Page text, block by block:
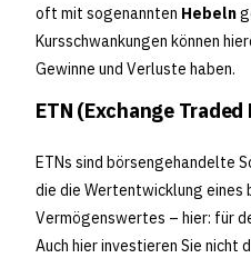
oft mit sogenannten Hebeln
Kursschwankungen können
Gewinne und Verluste haben.
ETN (Exchange Traded
ETNs sind börsengehandelte
die die Wertentwicklung eines
Vermögenswertes – hier: für
Auch hier investieren Sie nicht